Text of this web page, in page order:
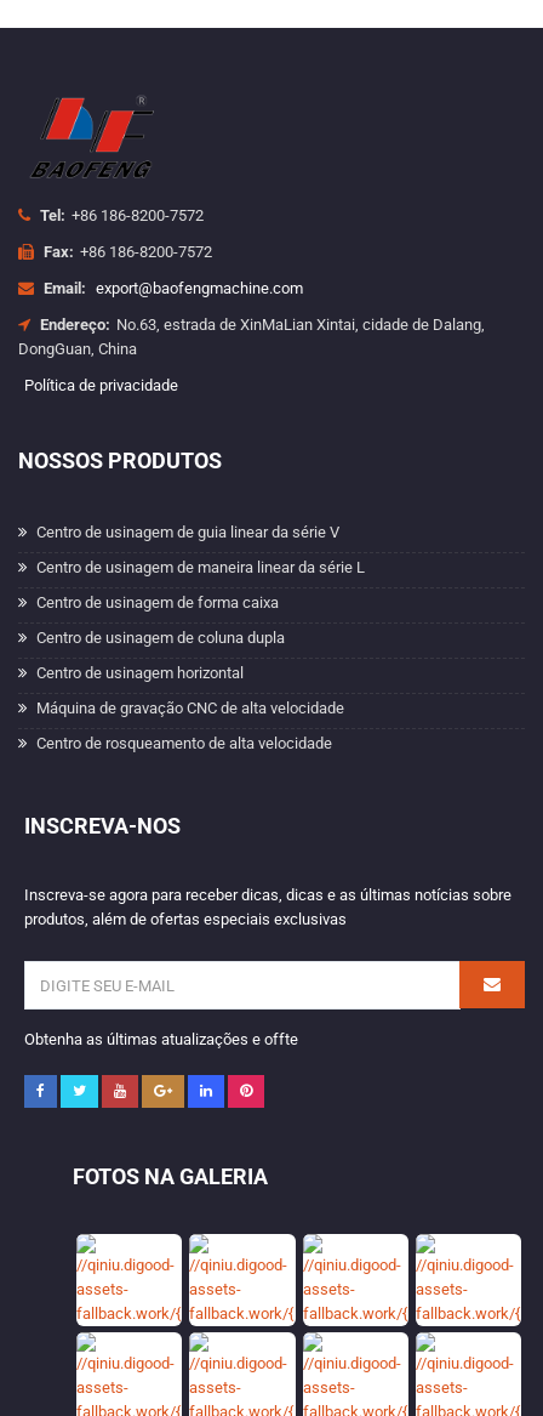
Tel: +86 186-8200-7572
Fax: +86 186-8200-7572
Email: export@baofengmachine.com
Endereço: No.63, estrada de XinMaLian Xintai, cidade de Dalang,
DongGuan, China
Política de privacidade
NOSSOS PRODUTOS
Centro de usinagem de guia linear da série V
Centro de usinagem de maneira linear da série L
Centro de usinagem de forma caixa
Centro de usinagem de coluna dupla
Centro de usinagem horizontal
Máquina de gravação CNC de alta velocidade
Centro de rosqueamento de alta velocidade
INSCREVA-NOS
Inscreva-se agora para receber dicas, dicas e as últimas notícias sobre
produtos, além de ofertas especiais exclusivas
Obtenha as últimas atualizações e offte
FOTOS NA GALERIA